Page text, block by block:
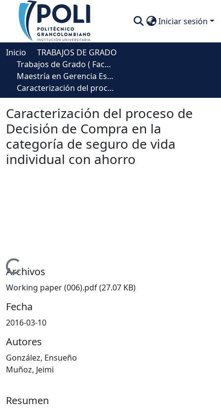
Iniciar sesión
Comunidades
Descubre
Estadísticas
Inicio
TRABAJOS DE GRADO
Trabajos de Grado ( Facultad de Sociedad, Cultura y Creatividad)
Maestría en Gerencia Estratégica de Mercadeo
Caracterización del proceso de Decisión de Compra en la categoría de seguro de vida individual con ahorro
Caracterización del proceso de
Decisión de Compra en la
categoría de seguro de vida
individual con ahorro
Cargando...
Archivos
Working paper (006).pdf(27.07 KB)
Fecha
2016-03-10
Autores
González, Ensueño
Muñoz, Jeimi
Resumen